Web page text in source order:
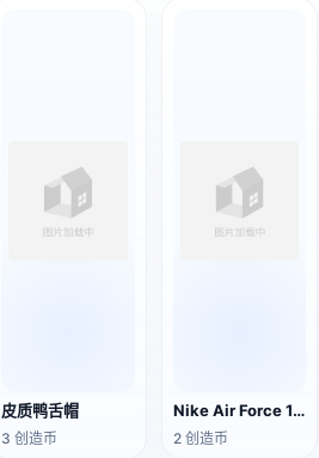
皮质鸭舌帽
3 创造币
Nike Air Force 1 Low G-Dragon Peaceminusone
2 创造币